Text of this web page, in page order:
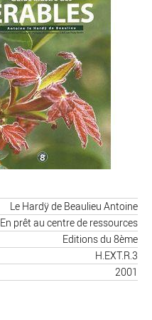
Le Hardÿ de Beaulieu Antoine
En prêt au centre de ressources
Editions du 8ème
H.EXT.R.3
2001